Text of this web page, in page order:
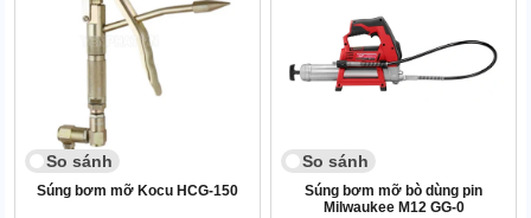
Đảm bảo mỡ được bơm chính xác vào vị trí cần thiết mà không bị
lãng phí hay tràn ra ngoài.
So sánh
Súng bơm mỡ Kocu HCG-150
So sánh
Súng bơm mỡ bò dùng pin
Milwaukee M12 GG-0